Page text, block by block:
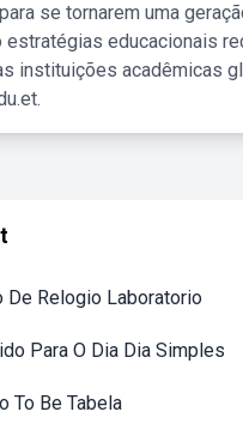
se tornarem uma
estratégias educacionais
instituições acadêmicas
De Relogio Laboratorio
Para O Dia Dia Simples
To Be Tabela